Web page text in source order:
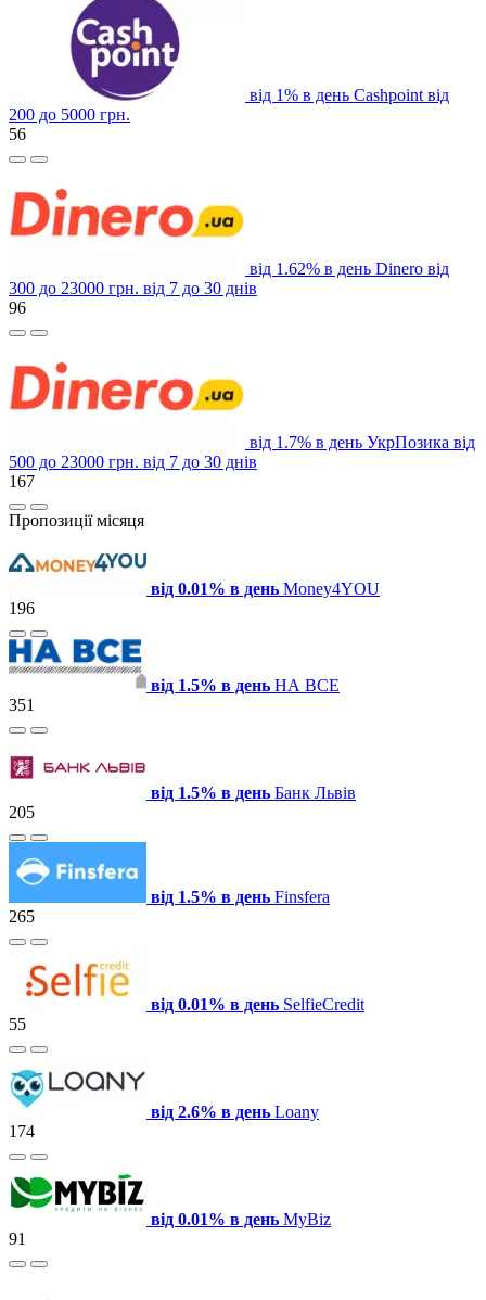
від 1% в день Cashpoint від
200 до 5000 грн.
56
від 1.62% в день Dinero від
300 до 23000 грн. від 7 до 30 днів
96
від 1.7% в день УкрПозика від
500 до 23000 грн. від 7 до 30 днів
167
Пропозиції місяця
від 0.01% в день Money4YOU
196
від 1.5% в день НА ВСЕ
351
від 1.5% в день Банк Львів
205
від 1.5% в день Finsfera
265
від 0.01% в день SelfieCredit
55
від 2.6% в день Loany
174
від 0.01% в день MyBiz
91